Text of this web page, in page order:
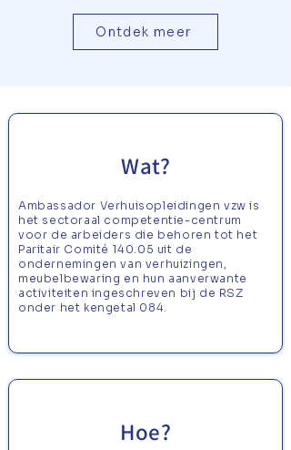
Ontdek meer
Wat?
Ambassador Verhuisopleidingen vzw is
het sectoraal competentie-centrum
voor de arbeiders die behoren tot het
Paritair Comité 140.05 uit de
ondernemingen van verhuizingen,
meubelbewaring en hun aanverwante
activiteiten ingeschreven bij de RSZ
onder het kengetal 084.
Hoe?